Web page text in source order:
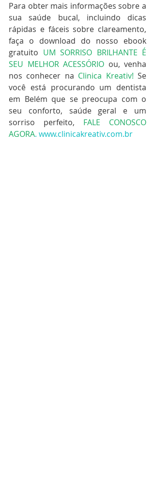
Para obter mais informações sobre a
sua saúde bucal, incluindo dicas
rápidas e fáceis sobre clareamento,
faça o download do nosso ebook
gratuito UM SORRISO BRILHANTE É
SEU MELHOR ACESSÓRIO ou, venha
nos conhecer na Clinica Kreativ! Se
você está procurando um dentista
em Belém que se preocupa com o
seu conforto, saúde geral e um
sorriso perfeito, FALE CONOSCO
AGORA. www.clinicakreativ.com.br